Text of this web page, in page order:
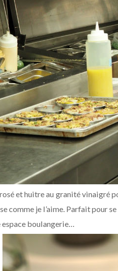
et huitre au granité vinaigré
comme je l’aime. Parfait pour
boulangerie…